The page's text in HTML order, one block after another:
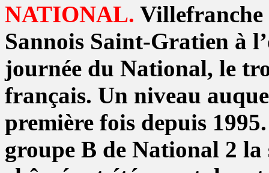
NATIONAL. Villefranche
Sannois Saint-Gratien à
journée du National, le
français. Un niveau
première fois depuis
groupe B de National 2 la